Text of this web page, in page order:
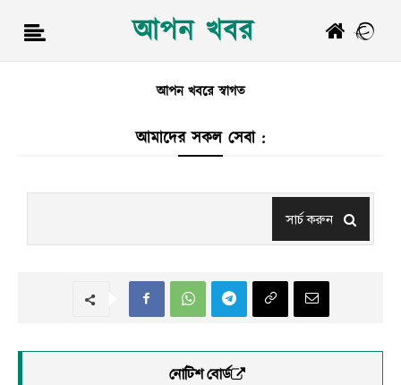
আপন খবর
আপন খবরে স্বাগত
আমাদের সকল সেবা :
সার্চ করুন
নোটিশ বোর্ড